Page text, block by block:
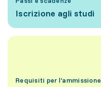
Iscrizione agli studi
Requisiti per l'ammissione